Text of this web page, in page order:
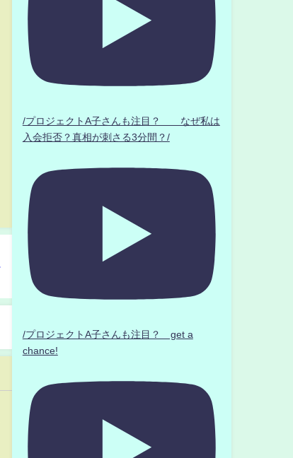
/プロジェクトA子さんも注目？ なぜ私は
入会拒否？真相が刺さる3分間？/
/プロジェクトA子さんも注目？ get a
chance!